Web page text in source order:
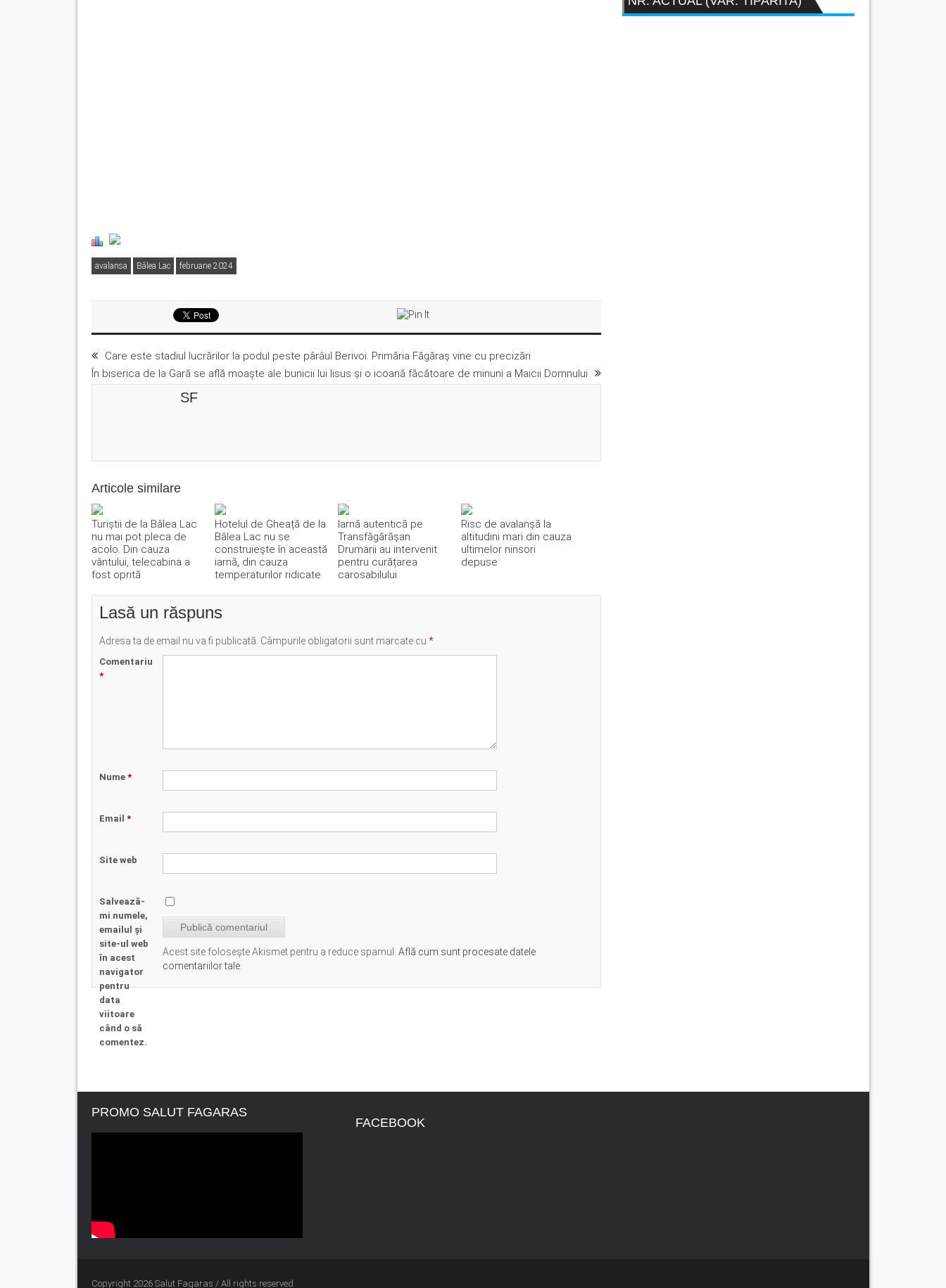
avalansa Bâlea Lac februarie 2024
Care este stadiul lucrărilor la podul peste pârâul Berivoi. Primăria Făgăraș vine cu precizări
În biserica de la Gară se află moaşte ale bunicii lui Iisus şi o icoană făcătoare de minuni a Maicii Domnului
SF
Articole similare
Turiștii de la Bâlea Lac
nu mai pot pleca de
acolo. Din cauza
vântului, telecabina a
fost oprită
Hotelul de Gheață de la
Bâlea Lac nu se
construiește în această
iarnă, din cauza
temperaturilor ridicate
Iarnă autentică pe
Transfăgărășan.
Drumarii au intervenit
pentru curățarea
carosabilului
Risc de avalanşă la
altitudini mari din cauza
ultimelor ninsori
depuse
Lasă un răspuns
Adresa ta de email nu va fi publicată. Câmpurile obligatorii sunt marcate cu *
Comentariu
*
Nume *
Email *
Site web
Salvează-
mi numele,
emailul și
site-ul web
în acest
navigator
pentru
data
viitoare
când o să
comentez.
Acest site folosește Akismet pentru a reduce spamul. Află cum sunt procesate datele
comentariilor tale
PROMO SALUT FAGARAS
FACEBOOK
Copyright 2026 Salut Fagaras / All rights reserved